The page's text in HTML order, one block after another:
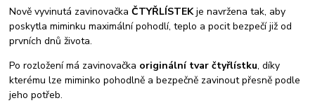
Nově vyvinutá zavinovačkaČTYŘLÍSTEKje navržena tak, aby
poskytla miminku maximální pohodlí, teplo a pocit bezpečí již od
prvních dnů života.
Po rozložení má zavinovačka originální tvar čtyřlístku, díky
kterému lze miminko pohodlně a bezpečně zavinout přesně podle
jeho potřeb.